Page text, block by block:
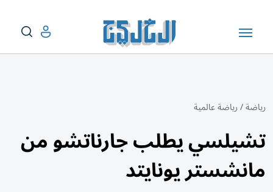
رياضة/رياضة عالمية
تشيلسي يطلب جارناتشو من
مانشستر يونايتد